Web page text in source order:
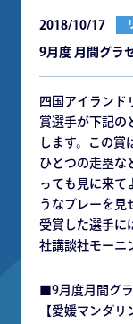
2018/10/17
9月度 月間グラ
四国アイランド
賞選手が下記の
します。この賞
ひとつの走塁な
っても見に来て
うなプレーを見
受賞した選手に
社講談社モーニ
■9月度月間グ
【愛媛マンダリ